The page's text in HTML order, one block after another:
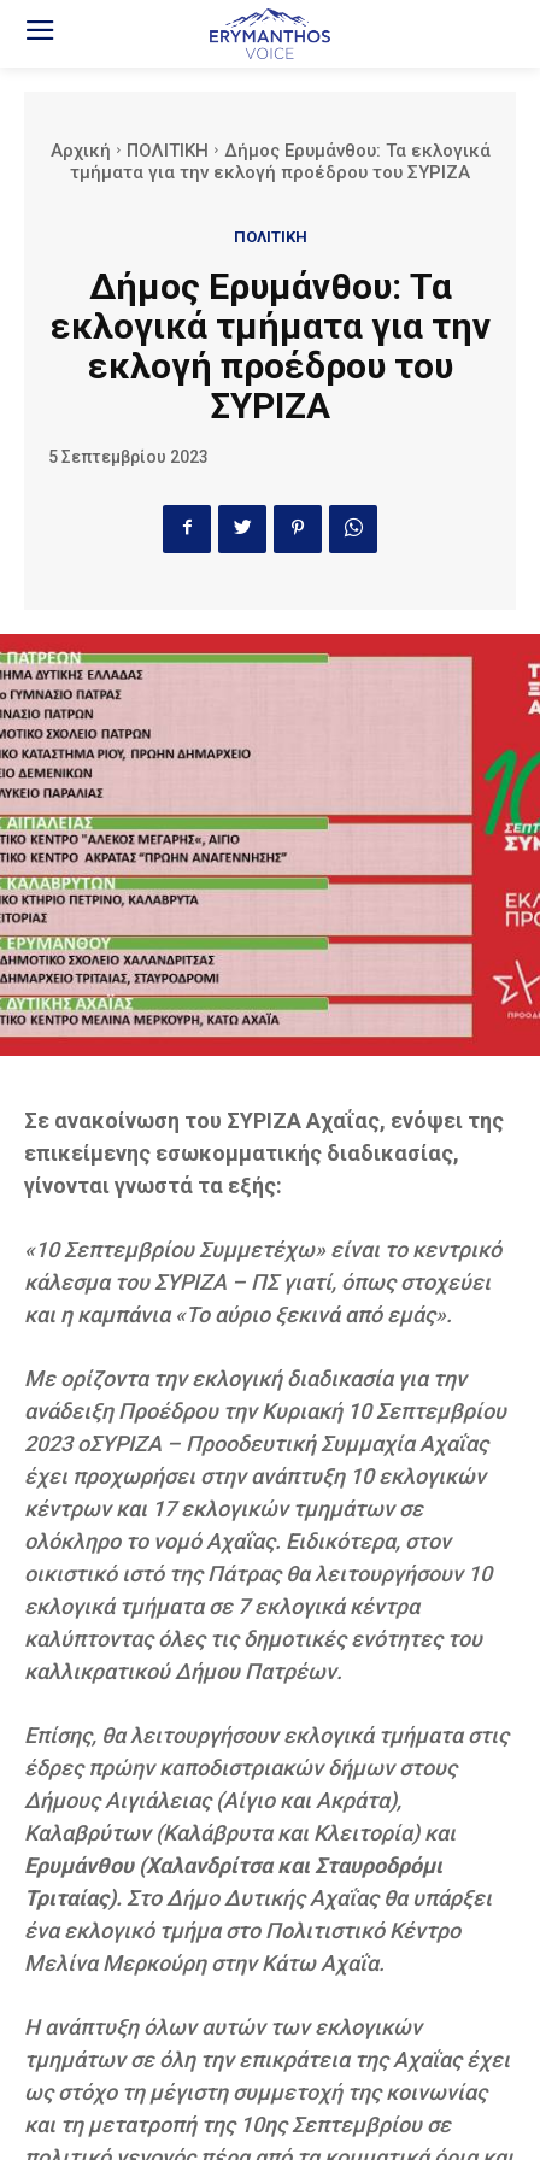
Αρχική ΠΟΛΙΤΙΚΗ
Δήμος Ερυμάνθου: Τα εκλογικά
τμήματα για την εκλογή προέδρου του ΣΥΡΙΖΑ
ΠΟΛΙΤΙΚΗ
Δήμος Ερυμάνθου: Τα
εκλογικά τμήματα για την
εκλογή προέδρου του
ΣΥΡΙΖΑ
5 Σεπτεμβρίου 2023
Σε ανακοίνωση του ΣΥΡΙΖΑ Αχαΐας, ενόψει της
επικείμενης εσωκομματικής διαδικασίας,
γίνονται γνωστά τα εξής:
«10 Σεπτεμβρίου Συμμετέχω» είναι το κεντρικό
κάλεσμα του ΣΥΡΙΖΑ – ΠΣ γιατί, όπως στοχεύει
και η καμπάνια «Το αύριο ξεκινά από εμάς».
Με ορίζοντα την εκλογική διαδικασία για την
ανάδειξη Προέδρου την Κυριακή 10 Σεπτεμβρίου
2023 οΣΥΡΙΖΑ – Προοδευτική Συμμαχία Αχαΐας
έχει προχωρήσει στην ανάπτυξη 10 εκλογικών
κέντρων και 17 εκλογικών τμημάτων σε
ολόκληρο το νομό Αχαΐας. Ειδικότερα, στον
οικιστικό ιστό της Πάτρας θα λειτουργήσουν 10
εκλογικά τμήματα σε 7 εκλογικά κέντρα
καλύπτοντας όλες τις δημοτικές ενότητες του
καλλικρατικού Δήμου Πατρέων.
Επίσης, θα λειτουργήσουν εκλογικά τμήματα στις
έδρες πρώην καποδιστριακών δήμων στους
Δήμους Αιγιάλειας (Αίγιο και Ακράτα),
Καλαβρύτων (Καλάβρυτα και Κλειτορία) και
Ερυμάνθου (Χαλανδρίτσα και Σταυροδρόμι
Τριταίας). Στο Δήμο Δυτικής Αχαΐας θα υπάρξει
ένα εκλογικό τμήμα στο Πολιτιστικό Κέντρο
Μελίνα Μερκούρη στην Κάτω Αχαΐα.
Η ανάπτυξη όλων αυτών των εκλογικών
τμημάτων σε όλη την επικράτεια της Αχαΐας έχει
ως στόχο τη μέγιστη συμμετοχή της κοινωνίας
και τη μετατροπή της 10ης Σεπτεμβρίου σε